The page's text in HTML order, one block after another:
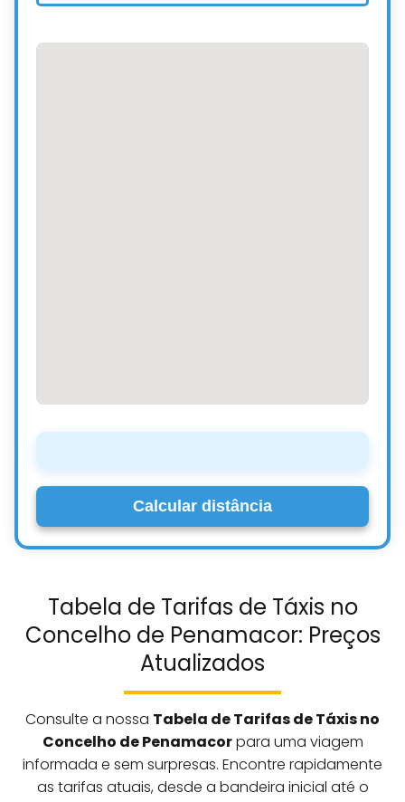
Calcular distância
Tabela de Tarifas de Táxis no
Concelho de Penamacor: Preços
Atualizados
Consulte a nossa Tabela de Tarifas de Táxis no
Concelho de Penamacorpara uma viagem
informada e sem surpresas. Encontre rapidamente
as tarifas atuais, desde a bandeira inicial até o